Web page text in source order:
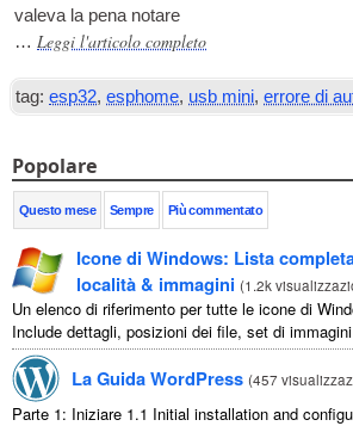
valeva la pena notare
… Leggi l'articolo completo
tag: esp32,esphome, usb mini,errore di
Popolare
Questo mese Sempre Più commentato
Icone di Windows: Lista
località & immagini (1.2k
Un elenco di riferimento per tutte le icone di
Include dettagli, posizioni dei file, set di
La Guida WordPress (457
Parte 1: Iniziare 1.1 Initial installation and